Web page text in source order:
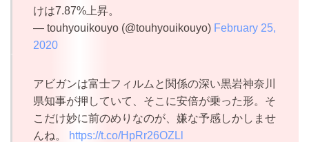
けは7.87%上昇。
— touhyouikouyo (@touhyouikouyo) February 25,
2020
アビガンは富士フィルムと関係の深い黒岩神奈川
県知事が押していて、そこに安倍が乗った形。そ
こだけ妙に前のめりなのが、嫌な予感しかしませ
んね。
https://t.co/HpRr26OZLl